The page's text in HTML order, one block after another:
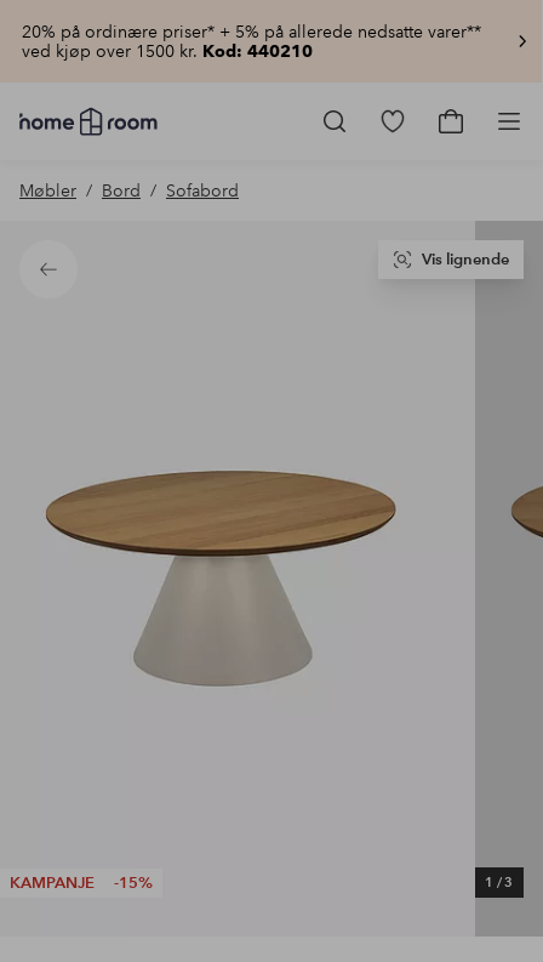
20% på ordinære priser* + 5% på allerede nedsatte varer**
ved kjøp over 1500 kr. Kod: 440210
Homeroom
–
hjemmet
pris
Gå
Gå
Møbler Bord Sofabord
Tilbake
KAMPANJE -15% 1 /3
Vis lignende